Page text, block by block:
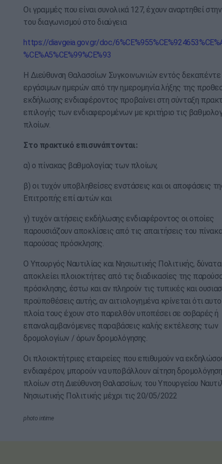
Οι γραμμές που είναι συνολικά 127, έχουν αναρτηθεί
του διαγωνισμού στο διαύγεια
https://diavgeia.gov.gr/doc/
%CE%A5%CE%99%CE%93
Η Διεύθυνση Θαλασσίων Συγκοινωνιών εντός
εργάσιμων ημερών από την ημερομηνία λήξης της
εκδήλωσης ενδιαφέροντος προβαίνει στη σύνταξη
επιλογής των ενδιαφερομένων με κριτήριο τις
πλοίων.
Στο πρακτικό επισυνάπτονται:
α) ο πίνακας βαθμολογίας των πλοίων,
β) οι τυχόν υποβληθείσες ενστάσεις και οι αποφάσεις
Επιτροπής επί αυτών και
γ) τυχόν αιτήσεις εκδήλωσης ενδιαφέροντος οι οποίες
παρουσιάζουν αποκλίσεις από τις απαιτήσεις του
παρούσας πρόσκλησης.
Ο Υπουργός Ναυτιλίας και Νησιωτικής Πολιτικής,
αποκλείει πλοιοκτήτες από τις διαδικασίες της
πρόσκλησης, έστω και αν πληρούν τις τυπικές και
προϋποθέσεις αυτής, αν αιτιολογημένα κρίνεται ότι
πλοία τους έχουν στο παρελθόν υποπέσει σε σοβαρές ή
επαναλαμβανόμενες παραβάσεις καλής εκτέλεσης των
δρομολογίων / όρων δρομολόγησης.
Οι πλοιοκτήτριες εταιρείες που επιθυμούν να
ενδιαφέρον, μπορούν να υποβάλλουν αίτηση
πλοίων στη Διεύθυνση Θαλασσίων, του Υπουργείου
Νησιωτικής Πολιτικής μέχρι τις 20/05/2022
photo intime